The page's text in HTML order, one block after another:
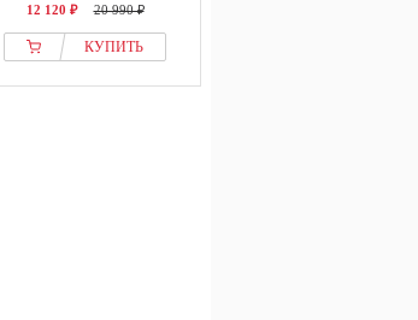
12 120 ₽ 20 990 ₽
КУПИТЬ